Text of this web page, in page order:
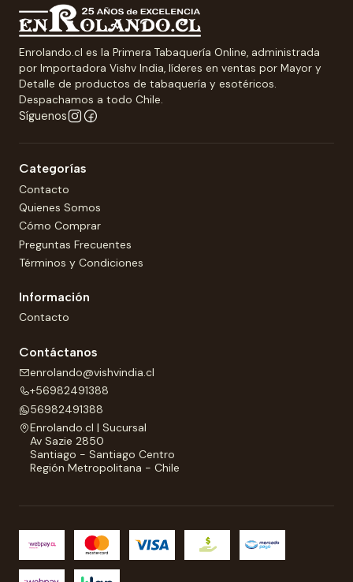
Enrolando.cl es la Primera Tabaquería Online, administrada
por Importadora Vishv India, líderes en ventas por Mayor y
Detalle de productos de tabaquería y esotéricos.
Despachamos a todo Chile.
Síguenos
Categorías
Contacto
Quienes Somos
Cómo Comprar
Preguntas Frecuentes
Términos y Condiciones
Información
Contacto
Contáctanos
enrolando@vishvindia.cl
+56982491388
56982491388
Enrolando.cl | Sucursal
Av Sazie 2850
Santiago - Santiago Centro
Región Metropolitana - Chile